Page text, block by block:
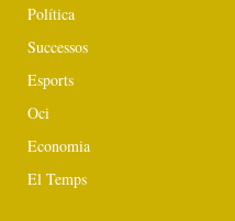
Política
Successos
Esports
Oci
Economia
El Temps